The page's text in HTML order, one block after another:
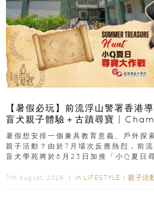
【暑假必玩】前流浮山警署香港
盲犬親子體驗＋古蹟尋寶 |
組免費名額
暑假想安排一個兼具教育意義、戶外探
親子活動？由於7月場次反應熱烈，前
盲犬學苑將於8月23日加推「小Q夏日
7th August, 2026 ｜ In LIFESTYLE / 親子活